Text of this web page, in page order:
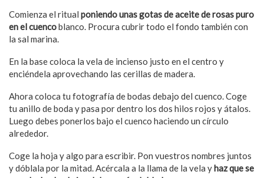
Comienza el ritual poniendo unas gotas de aceite de rosas puro
en el cuencoblanco. Procura cubrir todo el fondo también con
la sal marina.
En la base coloca la vela de incienso justo en el centro y
enciéndela aprovechando las cerillas de madera.
Ahora coloca tu fotografía de bodas debajo del cuenco. Coge
tu anillo de boda y pasa por dentro los dos hilos rojos y átalos.
Luego debes ponerlos bajo el cuenco haciendo un círculo
alrededor.
Coge la hoja y algo para escribir. Pon vuestros nombres juntos
y dóblala por la mitad. Acércala a la llama de la vela yhaz que se